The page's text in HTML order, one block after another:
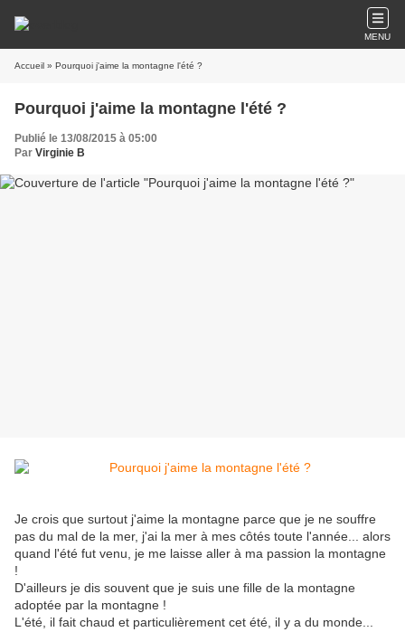
MENU
Accueil » Pourquoi j'aime la montagne l'été ?
Pourquoi j'aime la montagne l'été ?
Publié le 13/08/2015 à 05:00
Par Virginie B
Je crois que surtout j'aime la montagne parce que je ne souffre
pas du mal de la mer, j'ai la mer à mes côtés toute l'année... alors
quand l'été fut venu, je me laisse aller à ma passion la montagne
!
D'ailleurs je dis souvent que je suis une fille de la montagne
adoptée par la montagne !
L'été, il fait chaud et particulièrement cet été, il y a du monde...